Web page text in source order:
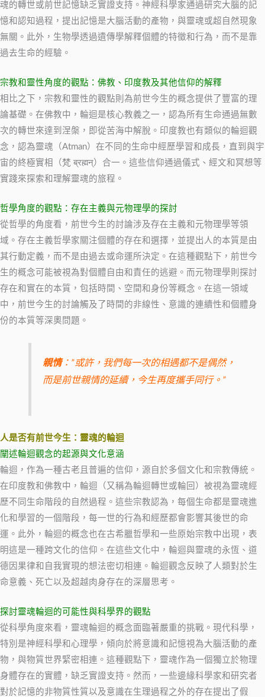
魂的轉世或前世記憶缺乏實證支持。神經科學家通過研究大腦的記
憶和認知過程，提出記憶是大腦活動的產物，與靈魂或超自然現象
無關。此外，生物學透過遺傳學解釋個體的特徵和行為，而不是靠
過去生命的經驗。
宗教和靈性角度的觀點：佛教、印度教及其他信仰的解釋
相比之下，宗教和靈性的觀點則為前世今生的概念提供了豐富的理
論基礎。在佛教中，輪迴是核心教義之一，認為所有生命通過無數
次的轉世來達到涅槃，即從苦海中解脫。印度教也有類似的輪迴觀
念，認為靈魂（Atman）在不同的生命中經歷學習和成長，直到與宇
宙的終極實相（梵 ब्रह्मन्）合一。這些信仰通過儀式、經文和冥想等
實踐來探索和理解靈魂的旅程。
哲學角度的觀點：存在主義與元物理學的探討
從哲學的角度看，前世今生的討論涉及存在主義和元物理學等領
域。存在主義哲學家關注個體的存在和選擇，並提出人的本質是由
其行動定義，而不是由過去或命運所決定。在這種觀點下，前世今
生的概念可能被視為對個體自由和責任的逃避。而元物理學則探討
存在和實在的本質，包括時間、空間和身份等概念。在這一領域
中，前世今生的討論觸及了時間的非線性、意識的連續性和個體身
份的本質等深奧問題。
親情：”或許，我們每一次的相遇都不是偶然，
而是前世親情的延續，今生再度攜手同行。”
人是否有前世今生：靈魂的輪迴
闡述輪迴觀念的起源與文化意涵
輪迴，作為一種古老且普遍的信仰，源自於多個文化和宗教傳統。
在印度教和佛教中，輪迴（又稱為輪迴轉世或輪回）被視為靈魂經
歷不同生命階段的自然過程。這些宗教認為，每個生命都是靈魂進
化和學習的一個階段，每一世的行為和經歷都會影響其後世的命
運。此外，輪迴的概念也在古希臘哲學和一些原始宗教中出現，表
明這是一種跨文化的信仰。在這些文化中，輪迴與靈魂的永恆、道
德因果律和自我實現的想法密切相連。輪迴觀念反映了人類對於生
命意義、死亡以及超越肉身存在的深層思考。
探討靈魂輪迴的可能性與科學界的觀點
從科學角度來看，靈魂輪迴的概念面臨著嚴重的挑戰。現代科學，
特別是神經科學和心理學，傾向於將意識和記憶視為大腦活動的產
物，與物質世界緊密相連。這種觀點下，靈魂作為一個獨立於物理
身體存在的實體，缺乏實證支持。然而，一些邊緣科學家和研究者
對於記憶的非物質性質以及意識在生理過程之外的存在提出了假